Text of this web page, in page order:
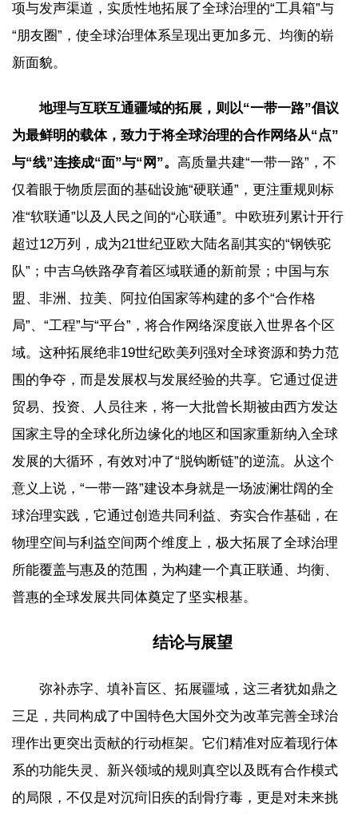
项与发声渠道，实质性地拓展了全球治理的“工具箱”与
“朋友圈”，使全球治理体系呈现出更加多元、均衡的崭
新面貌。
地理与互联互通疆域的拓展，则以“一带一路”倡议
为最鲜明的载体，致力于将全球治理的合作网络从“点”
与“线”连接成“面”与“网”。 高质量共建“一带一路”，不
仅着眼于物质层面的基础设施“硬联通”，更注重规则标
准“软联通”以及人民之间的“心联通”。中欧班列累计开行
超过12万列，成为21世纪亚欧大陆名副其实的“钢铁驼
队”；中吉乌铁路孕育着区域联通的新前景；中国与东
盟、非洲、拉美、阿拉伯国家等构建的多个“合作格
局”、“工程”与“平台”，将合作网络深度嵌入世界各个区
域。这种拓展绝非19世纪欧美列强对全球资源和势力范
围的争夺，而是发展权与发展经验的共享。它通过促进
贸易、投资、人员往来，将一大批曾长期被由西方发达
国家主导的全球化所边缘化的地区和国家重新纳入全球
发展的大循环，有效对冲了“脱钩断链”的逆流。从这个
意义上说，“一带一路”建设本身就是一场波澜壮阔的全
球治理实践，它通过创造共同利益、夯实合作基础，在
物理空间与利益空间两个维度上，极大拓展了全球治理
所能覆盖与惠及的范围，为构建一个真正联通、均衡、
普惠的全球发展共同体奠定了坚实根基。
结论与展望
弥补赤字、填补盲区、拓展疆域，这三者犹如鼎之
三足，共同构成了中国特色大国外交为改革完善全球治
理作出更突出贡献的行动框架。它们精准对应着现行体
系的功能失灵、新兴领域的规则真空以及既有合作模式
的局限，不仅是对沉疴旧疾的刮骨疗毒，更是对未来挑